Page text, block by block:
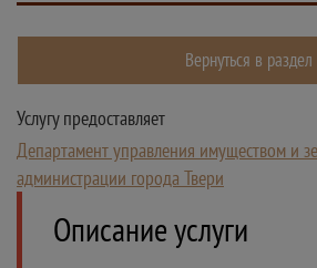
Вернуться в раздел
Услугу предоставляет
Департамент управления имуществом и
администрации города Твери
Описание услуги